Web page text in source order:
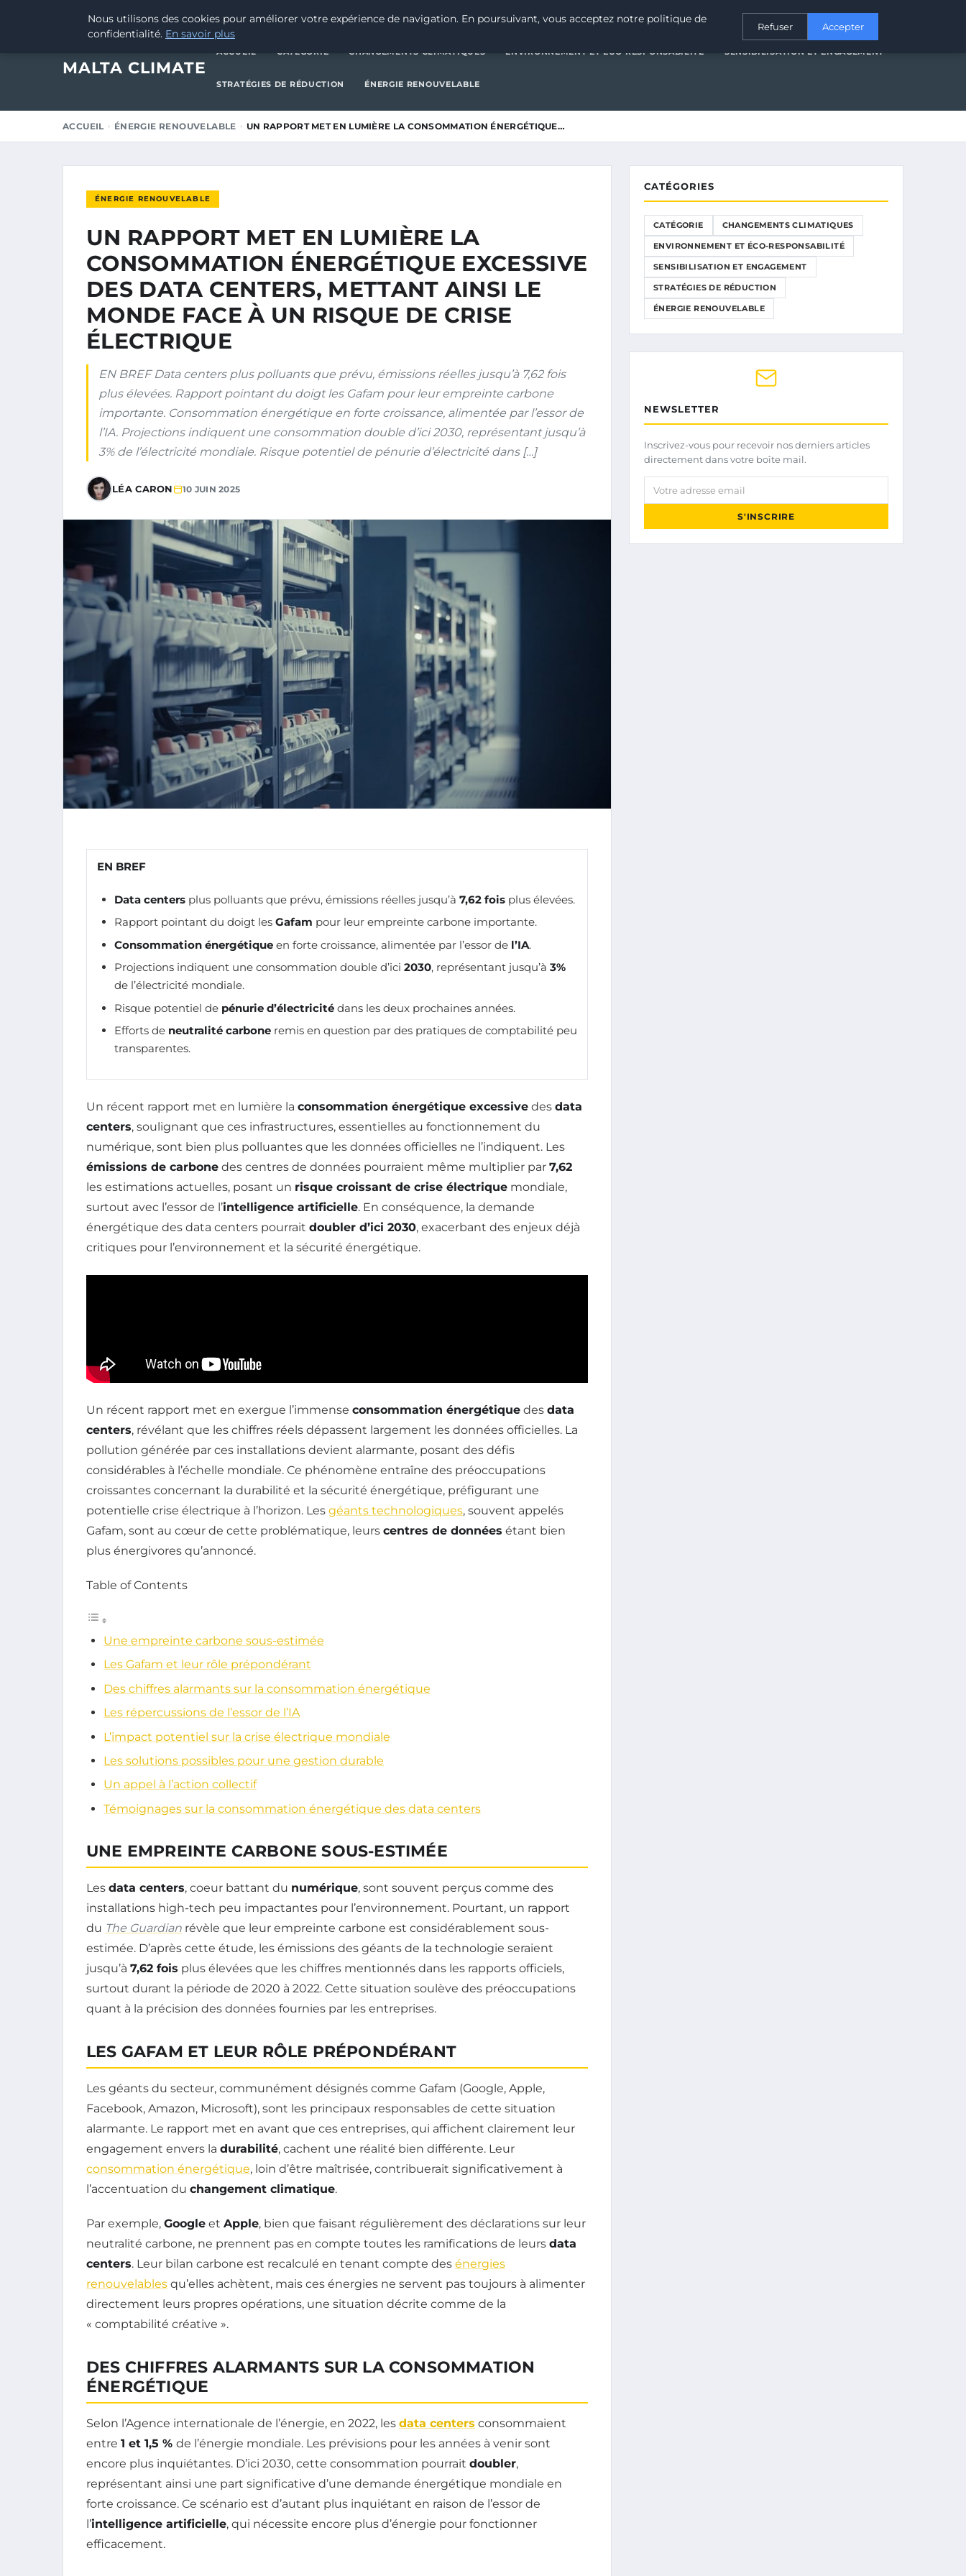
10 JUIN 2025 CATÉGORIE CHANGEMENTS CLIMATIQUES ENVIRONNEMENT ET ÉCO-RESPONSABILITÉSENSIBILISATION ET ENGAGEMENT
MALTA CLIMATE
ACCUEIL CATÉGORIE CHANGEMENTS CLIMATIQUES ENVIRONNEMENT ET ÉCO-RESPONSABILITÉ SENSIBILISATION ET ENGAGEMENT
STRATÉGIES DE RÉDUCTION ÉNERGIE RENOUVELABLE
ACCUEIL ÉNERGIE RENOUVELABLE UN RAPPORT MET EN LUMIÈRE LA CONSOMMATION ÉNERGÉTIQUE…
ÉNERGIE RENOUVELABLE
UN RAPPORT MET EN LUMIÈRE LA
CONSOMMATION ÉNERGÉTIQUE EXCESSIVE
DES DATA CENTERS, METTANT AINSI LE
MONDE FACE À UN RISQUE DE CRISE
ÉLECTRIQUE
EN BREF Data centers plus polluants que prévu, émissions réelles jusqu’à 7,62 fois
plus élevées. Rapport pointant du doigt les Gafam pour leur empreinte carbone
importante. Consommation énergétique en forte croissance, alimentée par l’essor de
l’IA. Projections indiquent une consommation double d’ici 2030, représentant jusqu’à
3% de l’électricité mondiale. Risque potentiel de pénurie d’électricité dans […]
LÉA CARON 10 JUIN 2025
EN BREF
Data centers plus polluants que prévu, émissions réelles jusqu’à 7,62 fois plus élevées.
Rapport pointant du doigt les Gafam pour leur empreinte carbone importante.
Consommation énergétique en forte croissance, alimentée par l’essor de l’IA.
Projections indiquent une consommation double d’ici 2030, représentant jusqu’à 3%
de l’électricité mondiale.
Risque potentiel de pénurie d’électricité dans les deux prochaines années.
Efforts de neutralité carbone remis en question par des pratiques de comptabilité peu
transparentes.
Un récent rapport met en lumière la consommation énergétique excessive des data
centers, soulignant que ces infrastructures, essentielles au fonctionnement du
numérique, sont bien plus polluantes que les données officielles ne l’indiquent. Les
émissions de carbone des centres de données pourraient même multiplier par 7,62
les estimations actuelles, posant un risque croissant de crise électrique mondiale,
surtout avec l’essor de l’intelligence artificielle. En conséquence, la demande
énergétique des data centers pourrait doubler d’ici 2030, exacerbant des enjeux déjà
critiques pour l’environnement et la sécurité énergétique.
Un récent rapport met en exergue l’immense consommation énergétique des data
centers, révélant que les chiffres réels dépassent largement les données officielles. La
pollution générée par ces installations devient alarmante, posant des défis
considérables à l’échelle mondiale. Ce phénomène entraîne des préoccupations
croissantes concernant la durabilité et la sécurité énergétique, préfigurant une
potentielle crise électrique à l’horizon. Les géants technologiques, souvent appelés
Gafam, sont au cœur de cette problématique, leurs centres de données étant bien
plus énergivores qu’annoncé.
Table of Contents
Une empreinte carbone sous-estimée
Les Gafam et leur rôle prépondérant
Des chiffres alarmants sur la consommation énergétique
Les répercussions de l’essor de l’IA
L’impact potentiel sur la crise électrique mondiale
Les solutions possibles pour une gestion durable
Un appel à l’action collectif
Témoignages sur la consommation énergétique des data centers
UNE EMPREINTE CARBONE SOUS-ESTIMÉE
Les data centers, coeur battant du numérique, sont souvent perçus comme des
installations high-tech peu impactantes pour l’environnement. Pourtant, un rapport
du The Guardian révèle que leur empreinte carbone est considérablement sous-
estimée. D’après cette étude, les émissions des géants de la technologie seraient
jusqu’à 7,62 fois plus élevées que les chiffres mentionnés dans les rapports officiels,
surtout durant la période de 2020 à 2022. Cette situation soulève des préoccupations
quant à la précision des données fournies par les entreprises.
LES GAFAM ET LEUR RÔLE PRÉPONDÉRANT
Les géants du secteur, communément désignés comme Gafam (Google, Apple,
Facebook, Amazon, Microsoft), sont les principaux responsables de cette situation
alarmante. Le rapport met en avant que ces entreprises, qui affichent clairement leur
engagement envers la durabilité, cachent une réalité bien différente. Leur
consommation énergétique, loin d’être maîtrisée, contribuerait significativement à
l’accentuation du changement climatique.
Par exemple, Google et Apple, bien que faisant régulièrement des déclarations sur leur
neutralité carbone, ne prennent pas en compte toutes les ramifications de leurs data
centers. Leur bilan carbone est recalculé en tenant compte des énergies
renouvelables qu’elles achètent, mais ces énergies ne servent pas toujours à alimenter
directement leurs propres opérations, une situation décrite comme de la
« comptabilité créative ».
DES CHIFFRES ALARMANTS SUR LA CONSOMMATION
ÉNERGÉTIQUE
Selon l’Agence internationale de l’énergie, en 2022, les data centers consommaient
entre 1 et 1,5 % de l’énergie mondiale. Les prévisions pour les années à venir sont
encore plus inquiétantes. D’ici 2030, cette consommation pourrait doubler,
représentant ainsi une part significative d’une demande énergétique mondiale en
forte croissance. Ce scénario est d’autant plus inquiétant en raison de l’essor de
l’intelligence artificielle, qui nécessite encore plus d’énergie pour fonctionner
efficacement.
CATÉGORIES
CATÉGORIE CHANGEMENTS CLIMATIQUES
ENVIRONNEMENT ET ÉCO-RESPONSABILITÉ
SENSIBILISATION ET ENGAGEMENT
STRATÉGIES DE RÉDUCTION
ÉNERGIE RENOUVELABLE
NEWSLETTER
Inscrivez-vous pour recevoir nos derniers articles
directement dans votre boîte mail.
Votre adresse email
S'INSCRIRE
Nous utilisons des cookies pour améliorer votre expérience de navigation. En poursuivant, vous acceptez notre politique de
confidentialité. En savoir plus
Refuser Accepter